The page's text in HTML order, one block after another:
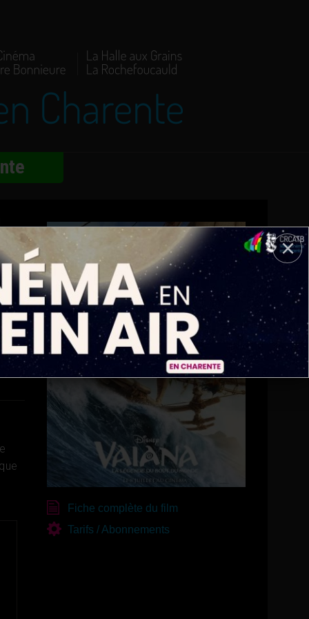
Fiche complète du film
Tarifs / Abonnements